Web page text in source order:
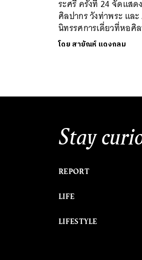
ระศรี ครั้งที่ 24 จัดแส
ศิลปากร วังท่าพระ แล
นิทรรศการเดี่ยวที่หอศิ
โดย สายัณห์ แดงกลม
Stay
REPORT
LIFE
LIFESTYLE